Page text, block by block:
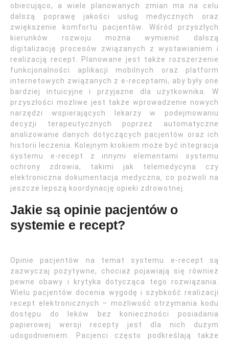
obiecująco, a wiele planowanych zmian ma na celu
dalszą poprawę jakości usług medycznych oraz
zwiększenie komfortu pacjentów. Wśród przyszłych
kierunków rozwoju można wymienić dalszą
digitalizację procesów związanych z wystawianiem i
realizacją recept. Planowane jest także rozszerzenie
funkcjonalności aplikacji mobilnych oraz platform
internetowych związanych z e-receptami, aby były one
bardziej intuicyjne i przyjazne dla użytkownika. W
przyszłości możliwe jest także wprowadzenie nowych
narzędzi wspierających lekarzy w podejmowaniu
decyzji terapeutycznych poprzez automatyczne
analizowanie danych dotyczących pacjentów oraz ich
historii leczenia. Kolejnym krokiem może być integracja
systemu e-recept z innymi elementami systemu
ochrony zdrowia, takimi jak telemedycyna czy
elektroniczna dokumentacja medyczna, co pozwoli na
jeszcze lepszą koordynację opieki zdrowotnej.
Jakie są opinie pacjentów o
systemie e recept?
Opinie pacjentów na temat systemu e-recept są
zazwyczaj pozytywne, chociaż pojawiają się również
pewne obawy i krytyka dotycząca tego rozwiązania.
Wielu pacjentów docenia wygodę i szybkość realizacji
recept elektronicznych – możliwość otrzymania kodu
dostępu do leków bez konieczności posiadania
papierowej wersji recepty jest dla nich dużym
udogodnieniem. Pacjenci często podkreślają także